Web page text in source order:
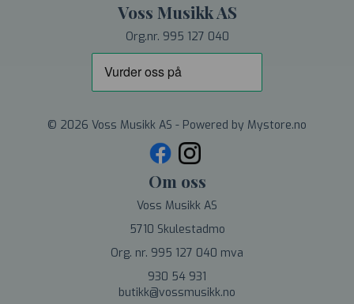
Voss Musikk AS
Org.nr. 995 127 040
© 2026 Voss Musikk AS - Powered by Mystore.no
Om oss
Voss Musikk AS
5710 Skulestadmo
Org. nr. 995 127 040 mva
930 54 931
butikk@vossmusikk.no